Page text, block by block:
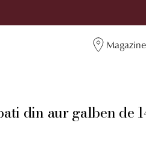
Magazine
din aur galben de